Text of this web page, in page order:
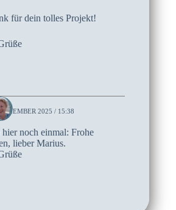
für dein tolles Projekt!
2025 / 15:38
noch einmal: Frohe
lieber Marius.